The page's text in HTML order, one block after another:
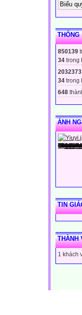
THỐNG
850139
34 trong
2032373
34 trong
648
ẢNH
TIN
THÀNH
1 khách